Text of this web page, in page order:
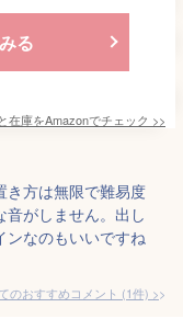
る
在庫をAmazonでチェック >>
き方は無限で難易度
がしません。出し
ンなのもいいですね
のおすすめコメント (1件) >